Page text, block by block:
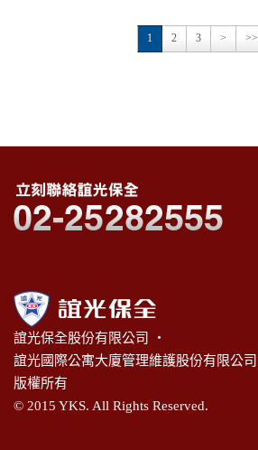
1 2 3 > >>
誼光保全股份有限公司 ‧
誼光國際公寓大廈管理維護股份有限公司
版權所有
© 2015 YKS. All Rights Reserved.